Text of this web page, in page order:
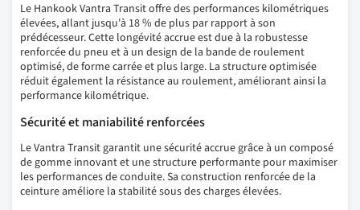
Le Hankook Vantra Transit offre des performances kilométriques
élevées, allant jusqu'à 18 % de plus par rapport à son
prédécesseur. Cette longévité accrue est due à la robustesse
renforcée du pneu et à un design de la bande de roulement
optimisé, de forme carrée et plus large. La structure optimisée
réduit également la résistance au roulement, améliorant ainsi la
performance kilométrique.
Sécurité et maniabilité renforcées
Le Vantra Transit garantit une sécurité accrue grâce à un composé
de gomme innovant et une structure performante pour maximiser
les performances de conduite. Sa construction renforcée de la
ceinture améliore la stabilité sous des charges élevées.